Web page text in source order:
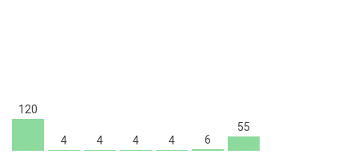
120
4 4 4 4 6
55